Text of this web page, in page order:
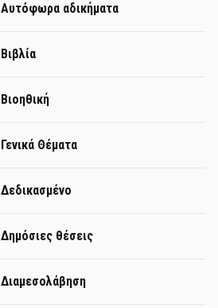
Αυτόφωρα αδικήματα
Βιβλία
Βιοηθική
Γενικά Θέματα
Δεδικασμένο
Δημόσιες θέσεις
Διαμεσολάβηση